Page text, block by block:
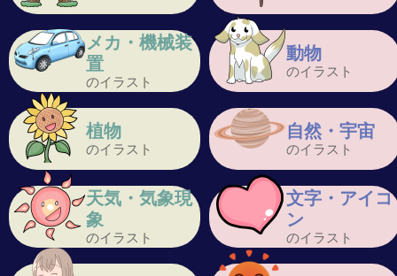
メカ・機械装
置
のイラスト
動物
のイラスト
植物
のイラスト
自然・宇宙
のイラスト
天気・気象現
象
のイラスト
文字・アイコ
ン
のイラスト